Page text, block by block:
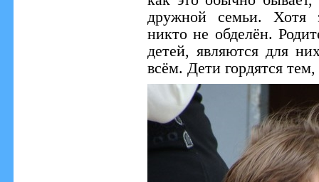
дружной семьи. Хотя
никто не обделён.
детей, являются для
всём. Дети гордятся